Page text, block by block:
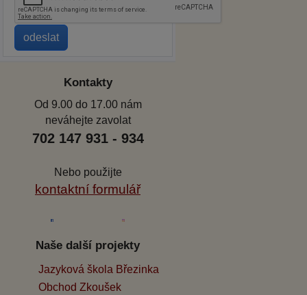
Kontakty
Od 9.00 do 17.00 nám
neváhejte zavolat
702 147 931 - 934
Nebo použijte
kontaktní formulář
Naše další projekty
Jazyková škola Březinka
Obchod Zkoušek